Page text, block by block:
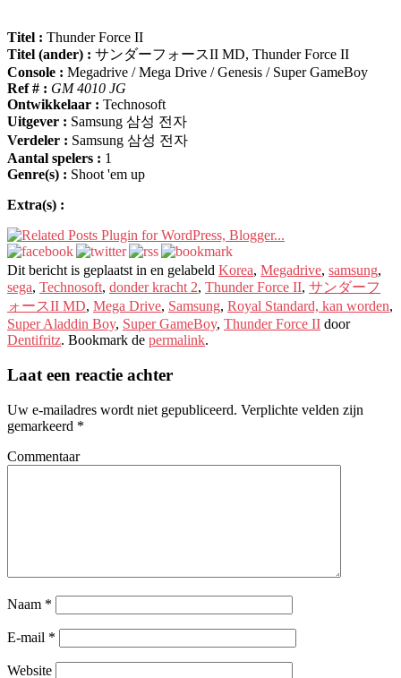
Titel : Thunder Force II
Titel (ander) : サンダーフォースII MD, Thunder Force II
Console : Megadrive / Mega Drive / Genesis / Super GameBoy
Ref # : GM 4010 JG
Ontwikkelaar : Technosoft
Uitgever : Samsung 삼성 전자
Verdeler : Samsung 삼성 전자
Aantal spelers : 1
Genre(s) : Shoot 'em up
Extra(s) :
Dit bericht is geplaatst in en gelabeld Korea, Megadrive, samsung,
sega, Technosoft, donder kracht 2, Thunder Force II, サンダーフ
ォースII MD, Mega Drive, Samsung, Royal Standard, kan worden,
Super Aladdin Boy, Super GameBoy, Thunder Force II door
Dentifritz. Bookmark de permalink.
Laat een reactie achter
Uw e-mailadres wordt niet gepubliceerd. Verplichte velden zijn
gemarkeerd *
Commentaar
Naam *
E-mail *
Website